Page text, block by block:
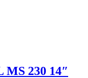
230 14″